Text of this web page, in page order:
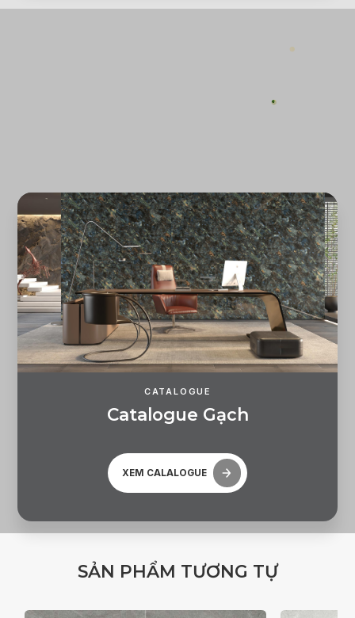
CATALOGUE
Catalogue Gạch
XEM CALALOGUE
SẢN PHẨM TƯƠNG TỰ